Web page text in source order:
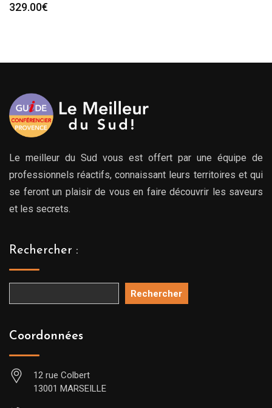
329.00€
Le meilleur du Sud vous est offert par une équipe de
professionnels réactifs, connaissant leurs territoires et qui
se feront un plaisir de vous en faire découvrir les saveurs
et les secrets.
Rechercher :
Rechercher
Coordonnées
12 rue Colbert
13001 MARSEILLE